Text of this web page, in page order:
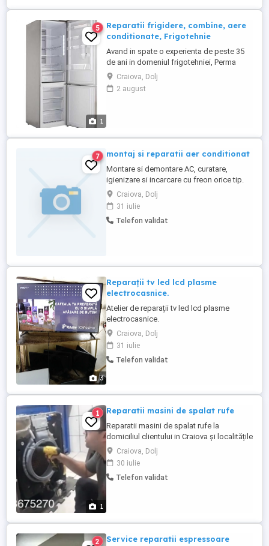
1
5
Reparatii frigidere, combine, aere
conditionate, Frigotehnie
Avand in spate o experienta de peste 35
de ani in domeniul frigotehniei, Perma
Frost este compusa dintr-o echipa
seriosa. Oferim servicii de instalare,
reparare si mentenanta pentru frigidere,
Craiova, Dolj
2 august
7 montaj si reparatii aer conditionat
Montare si demontare AC, curatare,
igienizare si incarcare cu freon orice tip.
Craiova, Dolj
31 iulie
Telefon validat
3
Reparații tv led lcd plasme
electrocasnice.
Atelier de reparații tv led lcd plasme
electrocasnice.
Craiova, Dolj
31 iulie
Telefon validat
1
1 Reparatii masini de spalat rufe
Reparatii masini de spalat rufe la
domiciliul clientului in Craiova și localitățile
limitrofe. Ne recomanda experienta de
peste 20 de ani, promptitudinea si
rapiditatea. Lucram numai cu piese noi si
originale pe care le avem intotdeauna la
Craiova, Dolj
30 iulie
Telefon validat
2
Service reparatii espressoare